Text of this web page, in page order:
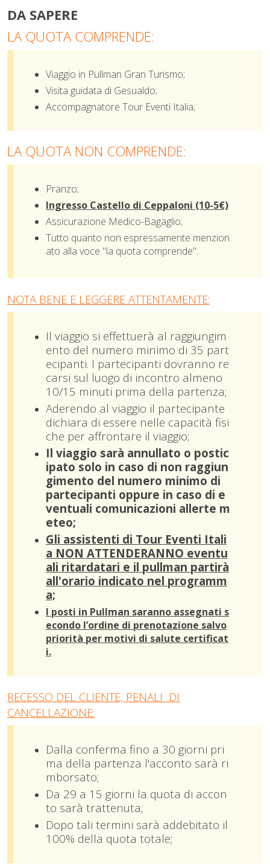
DA SAPERE
LA QUOTA COMPRENDE:
Viaggio in Pullman Gran Turismo;
Visita guidata di Gesualdo;
Accompagnatore Tour Eventi Italia;
LA QUOTA NON COMPRENDE:
Pranzo;
Ingresso Castello di Ceppaloni (10-5€)
Assicurazione Medico-Bagaglio;
Tutto quanto non espressamente menzion
ato alla voce "la quota comprende".
NOTA BENE E LEGGERE ATTENTAMENTE:
Il viaggio si effettuerà al raggiungim
ento del numero minimo di 35 part
ecipanti. I partecipanti dovranno re
carsi sul luogo di incontro almeno
10/15 minuti prima della partenza;
Aderendo al viaggio il partecipante
dichiara di essere nelle capacità fisi
che per affrontare il viaggio;
Il viaggio sarà annullato o postic
ipato solo in caso di non raggiun
gimento del numero minimo di
partecipanti oppure in caso di e
ventuali comunicazioni allerte m
eteo;
Gli assistenti di Tour Eventi Itali
a NON ATTENDERANNO eventu
ali ritardatari e il pullman partirà
all'orario indicato nel programm
a;
I posti in Pullman saranno assegnati s
econdo l’ordine di prenotazione salvo
priorità per motivi di salute certificat
i.
RECESSO DEL CLIENTE, PENALI DI
CANCELLAZIONE:
Dalla conferma fino a 30 giorni pri
ma della partenza l'acconto sarà ri
mborsato;
Da 29 a 15 giorni la quota di accon
to sarà trattenuta;
Dopo tali termini sarà addebitato il
100% della quota totale;